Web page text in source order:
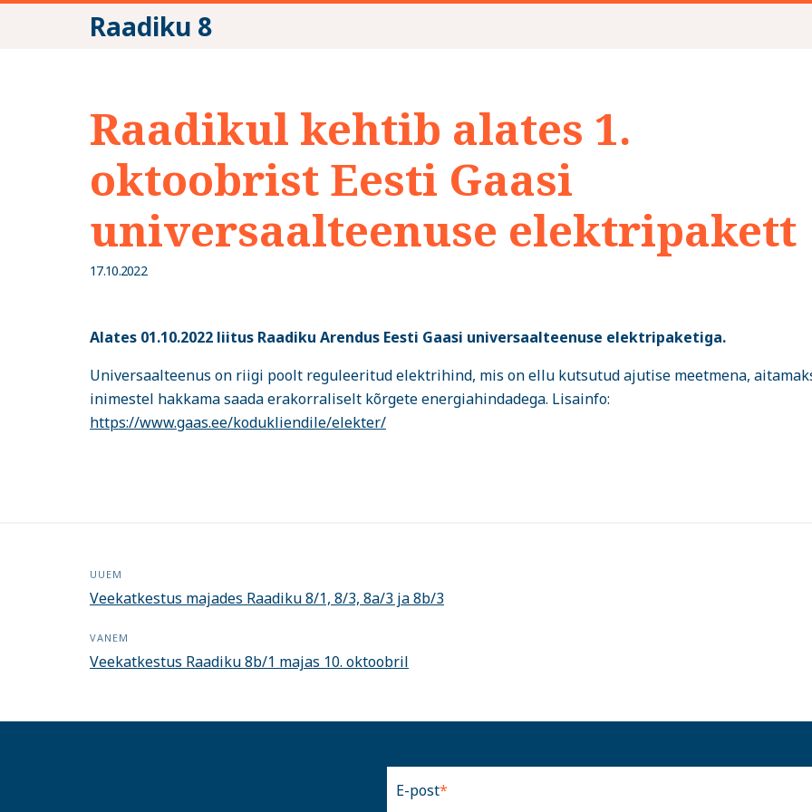
Raadiku 8
Raadikul kehtib alates 1.
oktoobrist Eesti Gaasi
universaalteenuse elektripakett
17.10.2022
Alates 01.10.2022 liitus Raadiku Arendus Eesti Gaasi universaalteenuse elektripaketiga.
Universaalteenus on riigi poolt reguleeritud elektrihind, mis on ellu kutsutud ajutise meetmena,
inimestel hakkama saada erakorraliselt kõrgete energiahindadega. Lisainfo:
https://www.gaas.ee/kodukliendile/elekter/
UUEM
Veekatkestus majades Raadiku 8/1, 8/3, 8a/3 ja 8b/3
VANEM
Veekatkestus Raadiku 8b/1 majas 10. oktoobril
E-post